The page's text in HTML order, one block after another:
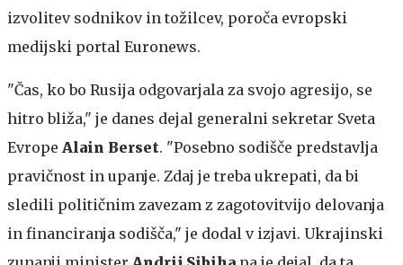
izvolitev sodnikov in tožilcev, poroča evropski
medijski portal Euronews.
"Čas, ko bo Rusija odgovarjala za svojo agresijo, se
hitro bliža," je danes dejal generalni sekretar Sveta
Evrope Alain Berset. "Posebno sodišče predstavlja
pravičnost in upanje. Zdaj je treba ukrepati, da bi
sledili političnim zavezam z zagotovitvijo delovanja
in financiranja sodišča," je dodal v izjavi. Ukrajinski